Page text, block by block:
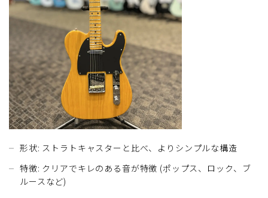
形状: ストラトキャスターと比べ、よりシンプルな構造
特徴: クリアでキレのある音が特徴 (ポップス、ロック、ブ
ルースなど)